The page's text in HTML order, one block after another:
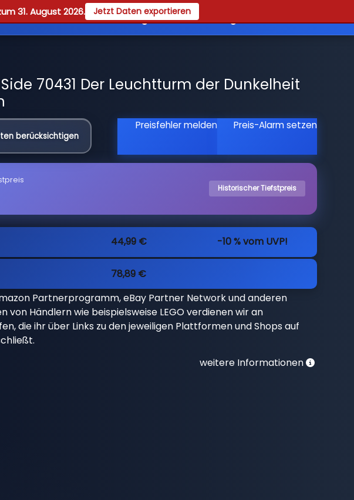
31. August 2026. Jetzt Daten exportieren
Guides Registrieren
Side 70431 Der Leuchtturm der Dunkelheit
berücksichtigen
Preisfehler melden Preis-Alarm setzen
Historischer Tiefstpreis
44,99 € -10 % vom UVP!
78,89 €
Partnerprogramm, eBay Partner Network und anderen
Händlern wie beispielsweise LEGO verdienen wir an
die ihr über Links zu den jeweiligen Plattformen und Shops auf
weitere Informationen